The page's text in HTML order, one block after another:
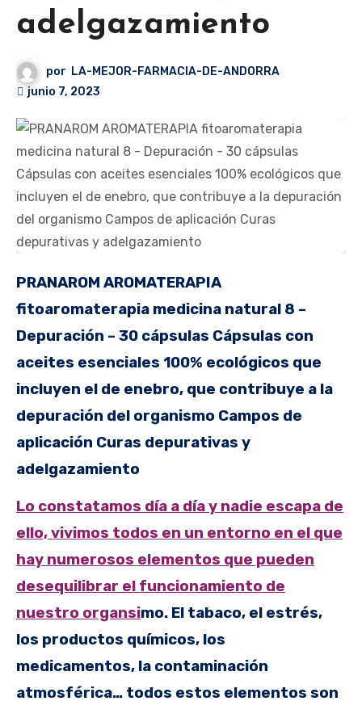
adelgazamiento
por LA-MEJOR-FARMACIA-DE-ANDORRA
junio 7, 2023
PRANAROM AROMATERAPIA
fitoaromaterapia medicina natural 8 –
Depuración – 30 cápsulas Cápsulas con
aceites esenciales 100% ecológicos que
incluyen el de enebro, que contribuye a la
depuración del organismo Campos de
aplicación Curas depurativas y
adelgazamiento
Lo constatamos día a día y nadie escapa de
ello, vivimos todos en un entorno en el que
hay numerosos elementos que pueden
desequilibrar el funcionamiento de
nuestro organsimo. El tabaco, el estrés,
los productos químicos, los
medicamentos, la contaminación
atmosférica… todos estos elementos son